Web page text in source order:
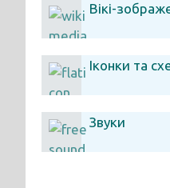
Вікі-
Іконки та
Звуки